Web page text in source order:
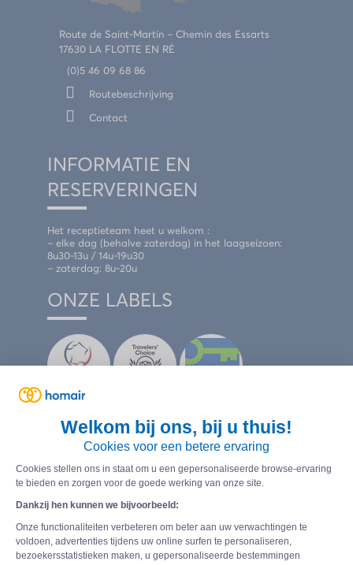
Route de Saint-Martin – Chemin des Essarts
17630 LA FLOTTE EN RÉ
(0)5 46 09 68 86
Routebeschrijving
Contact
INFORMATIE EN
RESERVERINGEN
Het receptieteam heet u welkom :
– elke dag (behalve zaterdag) in het laagseizoen:
8u30-13u / 14u-19u30
– zaterdag: 8u-20u
ONZE LABELS
Volg ons